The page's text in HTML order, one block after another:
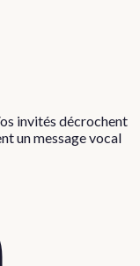
invités décrochent
un message vocal